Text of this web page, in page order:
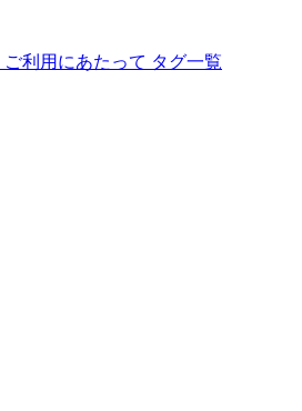
ご利用にあたって タグ一覧